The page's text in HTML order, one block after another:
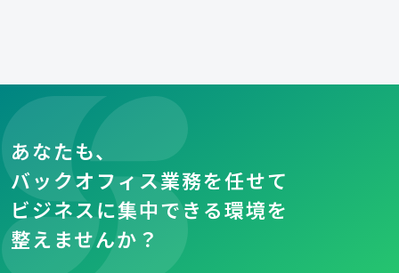
あなたも、
バックオフィス業務を任せて
ビジネスに集中できる環境を
整えませんか？